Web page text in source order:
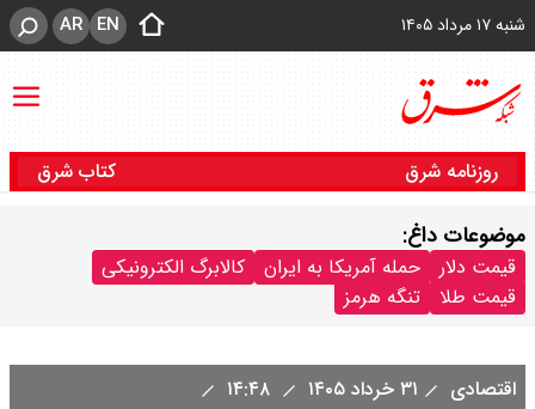
شنبه ۱۷ مرداد ۱۴۰۵ EN
AR
روزنامه شرق کتاب شرق
موضوعات داغ:
قیمت دلار حمله آمریکا به ایران
کالابرگ الکترونیکی
قیمت طلا
تنگه هرمز
اقتصادی ۳۱ خرداد ۱۴۰۵